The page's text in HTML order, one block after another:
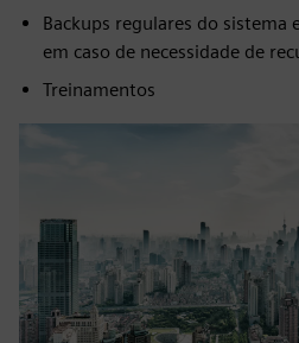
Backups regulares do sistema
em caso de necessidade de
Treinamentos